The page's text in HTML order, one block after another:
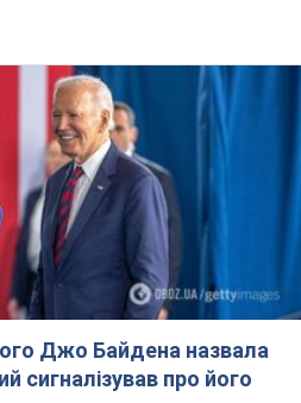
Джо Байдена назвала
сигналізував про його
належної уваги
13-річна
Сумщину. Фото
обстрілу загинули